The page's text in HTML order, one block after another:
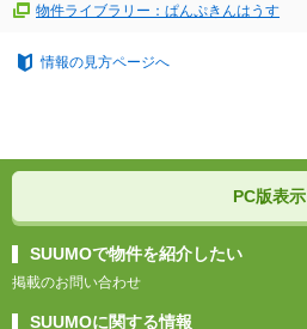
物件ライブラリー：ぱんぷきんはうす
情報の見方ページへ
PC版表示
SUUMOで物件を紹介したい
掲載のお問い合わせ
SUUMOに関する情報